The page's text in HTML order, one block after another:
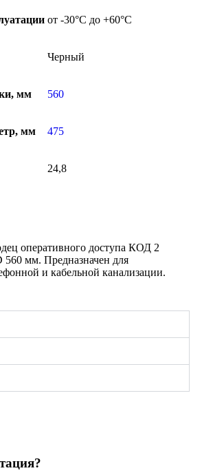
от -30°C до +60°C
Черный
мм 560
мм 475
24,8
оперативного доступа КОД 2
мм. Предназначен для
и кабельной канализации.